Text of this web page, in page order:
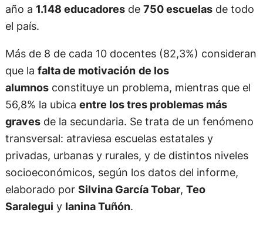
año a 1.148 educadoresde 750 escuelasde todo
el país.
Más de 8 de cada 10 docentes (82,3%) consideran
que la falta de motivación de los
alumnosconstituye un problema, mientras que el
56,8% la ubica entre los tres problemas más
gravesde la secundaria. Se trata de un fenómeno
transversal: atraviesa escuelas estatales y
privadas, urbanas y rurales, y de distintos niveles
socioeconómicos, según los datos del informe,
elaborado por Silvina García Tobar, Teo
Saralegui y Ianina Tuñón.